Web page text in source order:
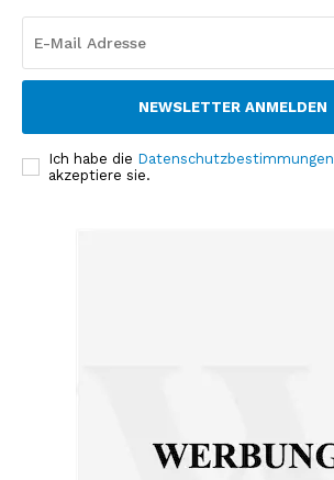
NEWSLETTER ANMELDEN
Ich habe die Datenschutzbestimmungen
akzeptiere sie.